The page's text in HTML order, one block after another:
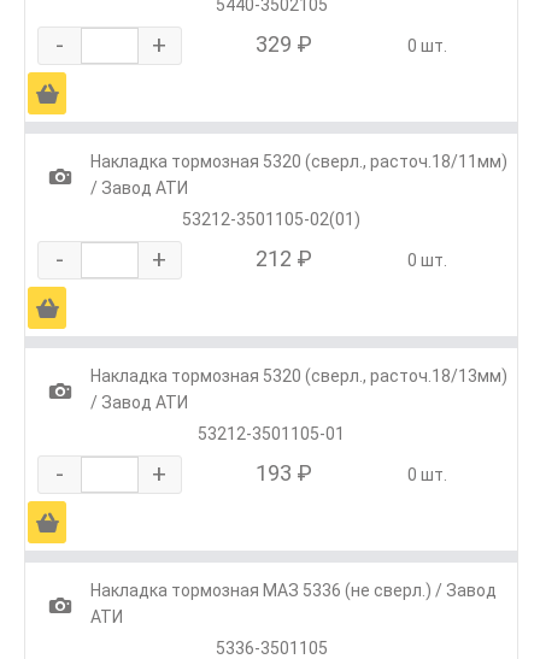
5440-3502105
- + 329 ₽ 0 шт.
Ä
1
Накладка тормозная 5320 (сверл., расточ.18/11мм)
/ Завод АТИ
53212-3501105-02(01)
- + 212 ₽ 0 шт.
Ä
1
Накладка тормозная 5320 (сверл., расточ.18/13мм)
/ Завод АТИ
53212-3501105-01
- + 193 ₽ 0 шт.
Ä
1
Накладка тормозная МАЗ 5336 (не сверл.) / Завод
АТИ
5336-3501105